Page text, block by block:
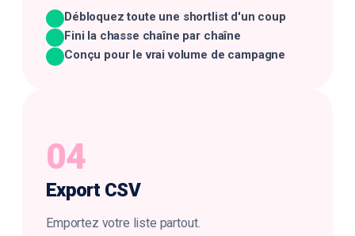
Débloquez toute une shortlist d'un coup
Fini la chasse chaîne par chaîne
Conçu pour le vrai volume de campagne
04
Export CSV
Emportez votre liste partout.